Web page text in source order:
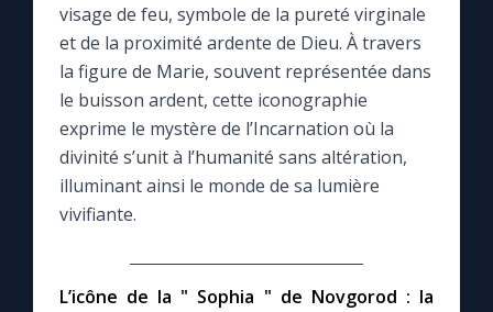
Le site internet
Questions-réponses
Prier au quotidien
Avec Thérèse de Lisieux
L'Évangile chaque jour
visage de feu, symbole de la pureté virginale
et de la proximité ardente de Dieu. À travers
la figure de Marie, souvent représentée dans
le buisson ardent, cette iconographie
exprime le mystère de l’Incarnation où la
divinité s’unit à l’humanité sans altération,
illuminant ainsi le monde de sa lumière
vivifiante.
L’icône de la " Sophia " de Novgorod : la